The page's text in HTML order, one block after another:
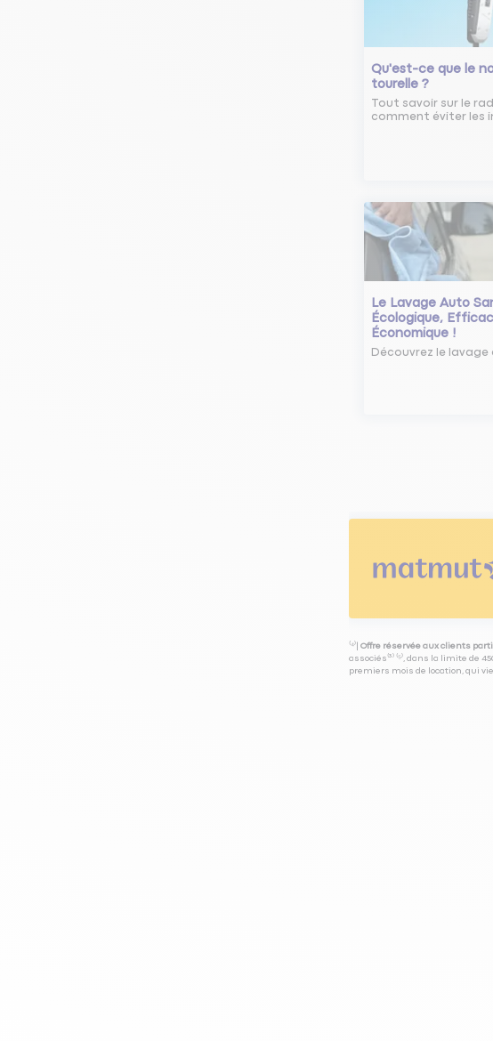
Qu'est-ce que le
tourelle ?
Tout savoir sur le
comment éviter les
Le Lavage Auto
Écologique,
Économique !
Découvrez le
⁽⁴⁾| Offre réservée aux clients
associés⁽³⁾ ⁽⁵⁾, dans la limite de
premiers mois de location, qui